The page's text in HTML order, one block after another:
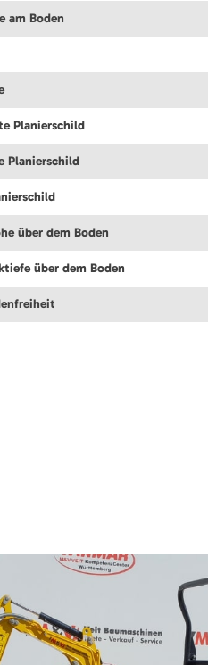
am Boden
Planierschild
Planierschild
über dem Boden
über dem Boden